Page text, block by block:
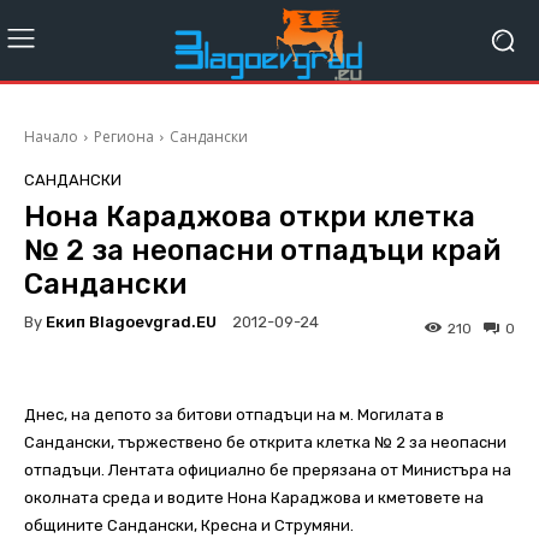
Начало Региона Сандански
САНДАНСКИ
Нона Караджова откри клетка
№ 2 за неопасни отпадъци край
Сандански
By Екип Blagoevgrad.EU 2012-09-24 0
210
Днес, на депото за битови отпадъци на м. Могилата в
Сандански, тържествено бе открита клетка № 2 за неопасни
отпадъци. Лентата официално бе прерязана от Министъра на
околната среда и водите Нона Караджова и кметовете на
общините Сандански, Кресна и Струмяни.